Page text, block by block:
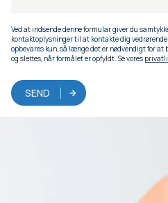
Ved at indsende denne formular giver du
kontaktoplysninger til at kontakte dig
opbevares kun, så længe det er nødvendigt for at
og slettes, når formålet er opfyldt. Se vores